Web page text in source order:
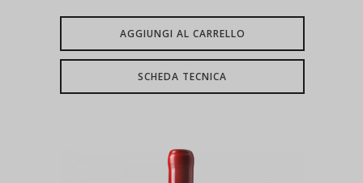
AGGIUNGI AL CARRELLO
SCHEDA TECNICA